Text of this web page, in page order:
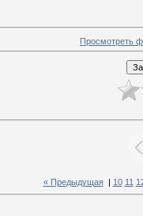
Просмотреть
« Предыдущая| 10 11